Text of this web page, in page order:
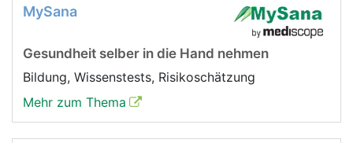
MySana
Gesundheit selber in die Hand nehmen
Bildung, Wissenstests, Risikoschätzung
Mehr zum Thema